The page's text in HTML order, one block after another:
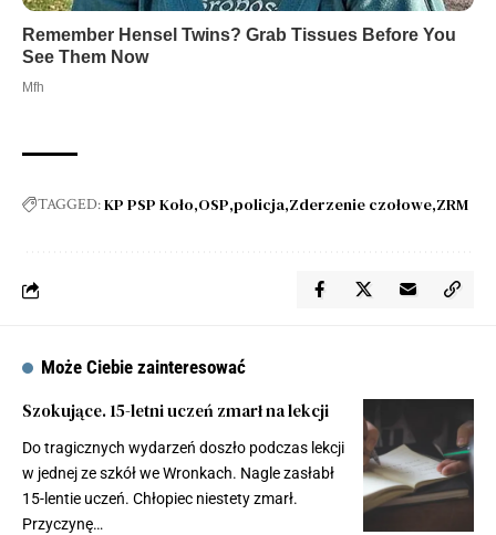
TAGGED:KP PSP Koło OSP policja Zderzenie czołowe ZRM
Może Ciebie zainteresować
Szokujące. 15-letni uczeń zmarł na lekcji
Do tragicznych wydarzeń doszło podczas lekcji
w jednej ze szkół we Wronkach. Nagle zasłabł
15-lentie uczeń. Chłopiec niestety zmarł.
Przyczynę…